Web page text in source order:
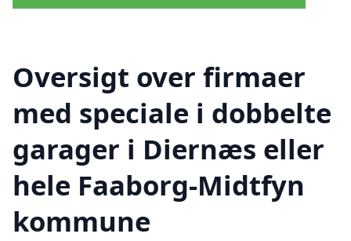
Oversigt over firmaer
med speciale i dobbelte
garager i Diernæs eller
hele Faaborg-Midtfyn
kommune